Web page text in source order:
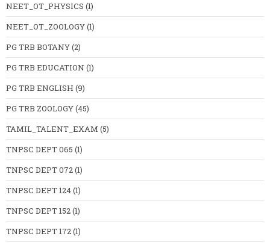
NEET_OT_PHYSICS (1)
NEET_OT_ZOOLOGY(1)
PG TRB BOTANY(2)
PG TRB EDUCATION (1)
PG TRB ENGLISH (9)
PG TRB ZOOLOGY(45)
TAMIL_TALENT_EXAM (5)
TNPSC DEPT 065 (1)
TNPSC DEPT 072(1)
TNPSC DEPT 124(1)
TNPSC DEPT 152(1)
TNPSC DEPT 172(1)